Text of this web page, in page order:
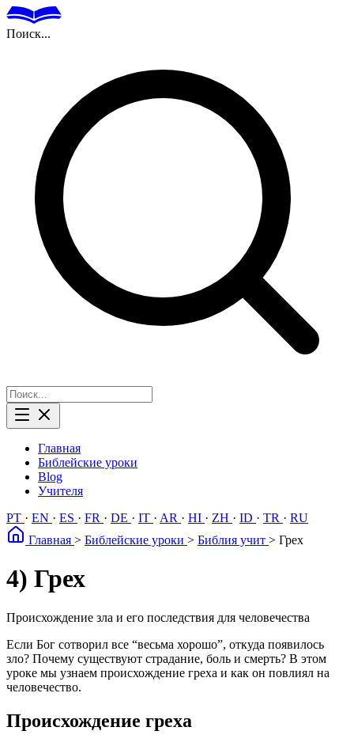
Поиск...
Главная
Библейские уроки
Blog
Учителя
PT · EN · ES · FR · DE · IT · AR · HI · ZH · ID · TR · RU
Главная > Библейские уроки > Библия учит > Грех
4) Грех
Происхождение зла и его последствия для человечества
Если Бог сотворил все “весьма хорошо”, откуда появилось
зло? Почему существуют страдание, боль и смерть? В этом
уроке мы узнаем происхождение греха и как он повлиял на
человечество.
Происхождение греха